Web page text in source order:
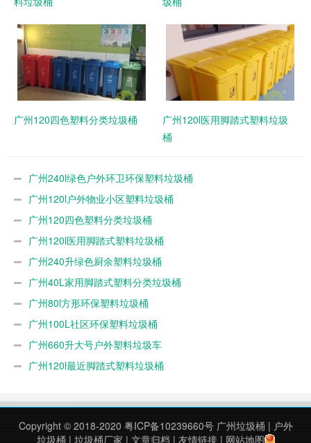
广州120四色塑料分类垃圾桶
广州120l医用脚踏式塑料垃圾
桶
广州240l绿色户外环卫环保塑料垃圾桶
广州120l户外物业小区塑料垃圾桶
广州120四色塑料分类垃圾桶
广州120l医用脚踏式塑料垃圾桶
广州240升绿色厨余塑料垃圾桶
广州40L家用脚踏式塑料分类垃圾桶
广州80l方形环保塑料垃圾桶
广州100L社区环保塑料垃圾桶
广州660升大号户外塑料垃圾车
广州120l最近脚踏式塑料垃圾桶
Copyright © 2018-2020 粤ICP备10239660号 广州垃圾桶| 户外
垃圾桶| 垃圾桶厂家 | 文章归档 | 友情链接| 网站地图